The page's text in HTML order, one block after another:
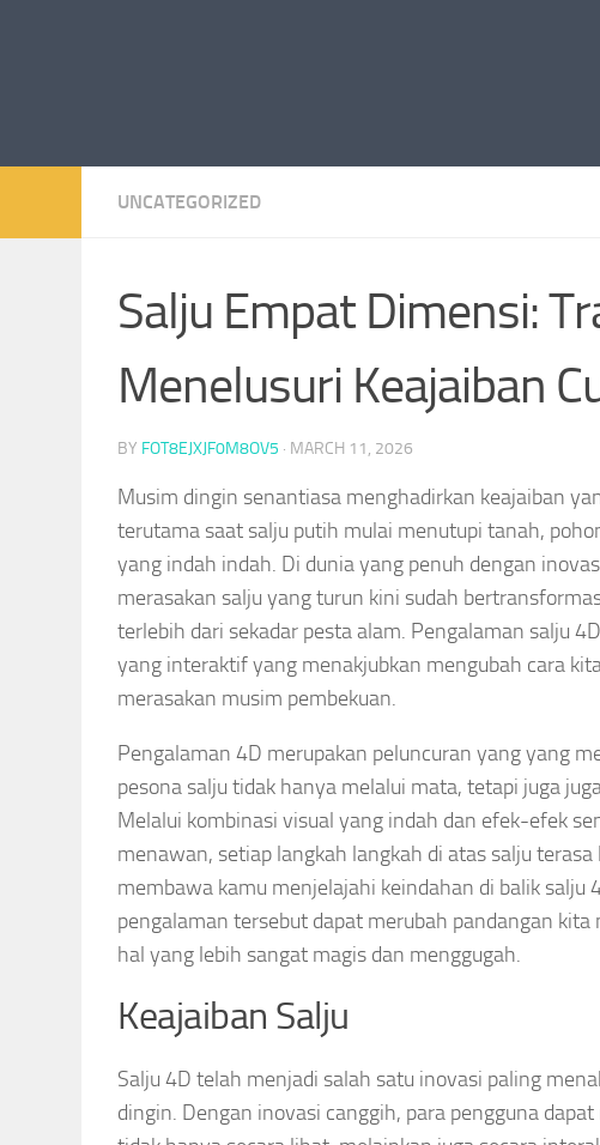
UNCATEGORIZED
Salju Empat Dimensi:
Menelusuri Keajaiban
BY FOT8EJXJF0M8OV5 · MARCH 11, 2026
Musim dingin senantiasa menghadirkan keajaiban
terutama saat salju putih mulai menutupi tanah,
yang indah indah. Di dunia yang penuh dengan
merasakan salju yang turun kini sudah
terlebih dari sekadar pesta alam. Pengalaman salju
yang interaktif yang menakjubkan mengubah cara
merasakan musim pembekuan.
Pengalaman 4D merupakan peluncuran yang yang
pesona salju tidak hanya melalui mata, tetapi juga
Melalui kombinasi visual yang indah dan efek-efek
menawan, setiap langkah langkah di atas salju
membawa kamu menjelajahi keindahan di balik salju
pengalaman tersebut dapat merubah pandangan
hal yang lebih sangat magis dan menggugah.
Keajaiban Salju
Salju 4D telah menjadi salah satu inovasi paling
dingin. Dengan inovasi canggih, para pengguna